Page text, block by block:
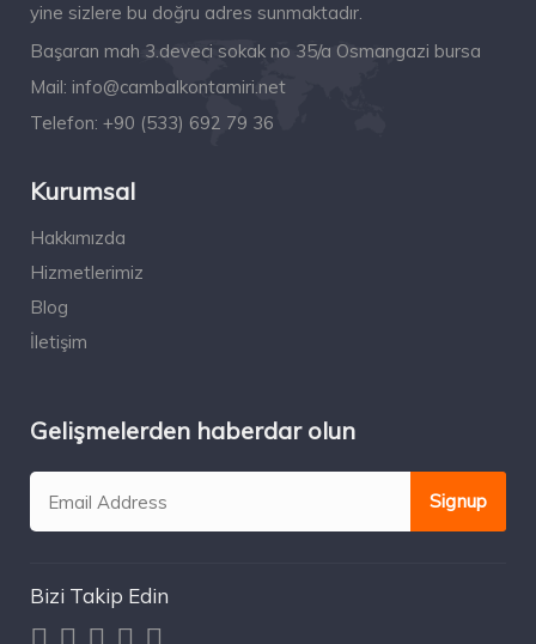
yine sizlere bu doğru adres sunmaktadır.
Başaran mah 3.deveci sokak no 35/a Osmangazi bursa
Mail: info@cambalkontamiri.net
Telefon: +90 (533) 692 79 36
Kurumsal
Hakkımızda
Hizmetlerimiz
Blog
İletişim
Gelişmelerden haberdar olun
Bizi Takip Edin